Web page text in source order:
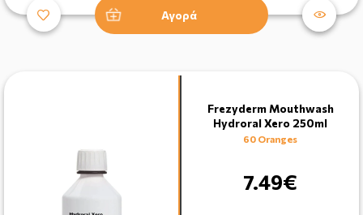
Αγορά
Frezyderm Mouthwash
Hydroral Xero 250ml
60 Oranges
7.49€